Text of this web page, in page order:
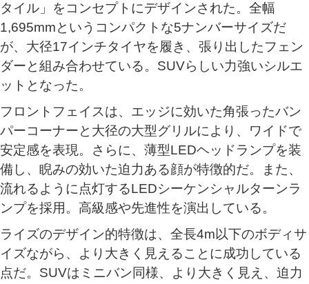
タイル」をコンセプトにデザインされた。全幅
1,695mmというコンパクトな5ナンバーサイズだ
が、大径17インチタイヤを履き、張り出したフェン
ダーと組み合わせている。SUVらしい力強いシルエ
ットとなった。
フロントフェイスは、エッジに効いた角張ったバン
パーコーナーと大径の大型グリルにより、ワイドで
安定感を表現。さらに、薄型LEDヘッドランプを装
備し、睨みの効いた迫力ある顔が特徴的だ。また、
流れるように点灯するLEDシーケンシャルターンラ
ンプを採用。高級感や先進性を演出している。
ライズのデザイン的特徴は、全長4m以下のボディサ
イズながら、より大きく見えることに成功している
点だ。SUVはミニバン同様、より大きく見え、迫力